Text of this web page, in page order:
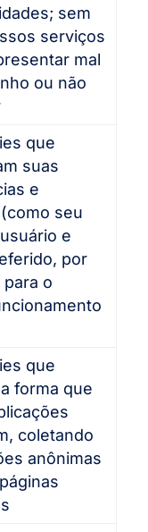
sem
serviços
mal
ou não
que
suas
e
seu
e
por
o
que
forma que
coletando
anônimas